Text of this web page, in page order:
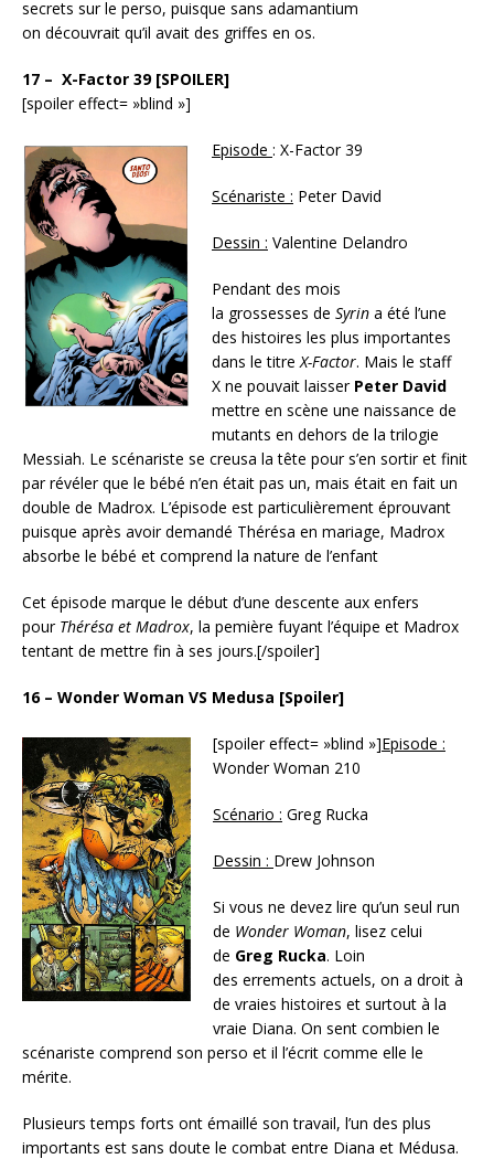
secrets sur le perso, puisque sans adamantium
on découvrait qu’il avait des griffes en os.
17 – X-Factor 39 [SPOILER]
[spoiler effect= »blind »]
Episode : X-Factor 39
Scénariste : Peter David
Dessin : Valentine Delandro
Pendant des mois
la grossesses de Syrin a été l’une
des histoires les plus importantes
dans le titre X-Factor. Mais le staff
X ne pouvait laisser Peter David
mettre en scène une naissance de
mutants en dehors de la trilogie
Messiah. Le scénariste se creusa la tête pour s’en sortir et finit
par révéler que le bébé n’en était pas un, mais était en fait un
double de Madrox. L’épisode est particulièrement éprouvant
puisque après avoir demandé Thérésa en mariage, Madrox
absorbe le bébé et comprend la nature de l’enfant
Cet épisode marque le début d’une descente aux enfers
pour Thérésa et Madrox, la pemière fuyant l’équipe et Madrox
tentant de mettre fin à ses jours.[/spoiler]
16 – Wonder Woman VS Medusa [Spoiler]
[spoiler effect= »blind »]Episode :
Wonder Woman 210
Scénario : Greg Rucka
Dessin : Drew Johnson
Si vous ne devez lire qu’un seul run
de Wonder Woman, lisez celui
de Greg Rucka. Loin
des errements actuels, on a droit à
de vraies histoires et surtout à la
vraie Diana. On sent combien le
scénariste comprend son perso et il l’écrit comme elle le
mérite.
Plusieurs temps forts ont émaillé son travail, l’un des plus
importants est sans doute le combat entre Diana et Médusa.